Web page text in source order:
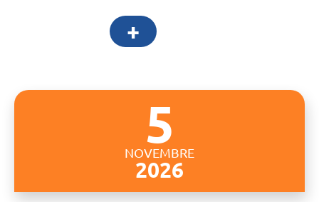
+
5
NOVEMBRE
2026